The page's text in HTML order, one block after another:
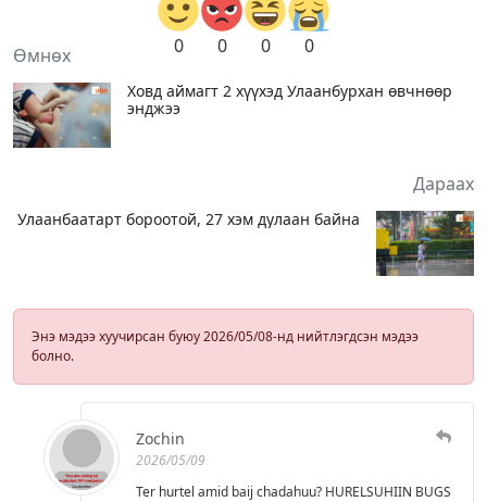
0 0 0 0
Өмнөх
Ховд аймагт 2 хүүхэд Улаанбурхан өвчнөөр
энджээ
Дараах
Улаанбаатарт бороотой, 27 хэм дулаан байна
Энэ мэдээ хуучирсан буюу 2026/05/08-нд нийтлэгдсэн мэдээ
болно.
Zochin
2026/05/09
Ter hurtel amid baij chadahuu? HURELSUHIIN BUGS